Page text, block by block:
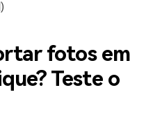
fotos em
Teste o